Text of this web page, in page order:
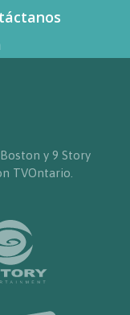
y 9 Story
TVOntario.